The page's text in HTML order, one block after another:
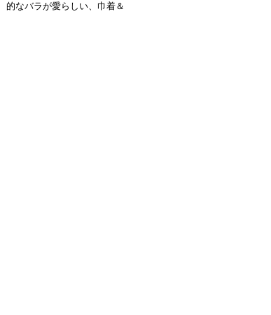
的なバラが愛らしい、巾着＆